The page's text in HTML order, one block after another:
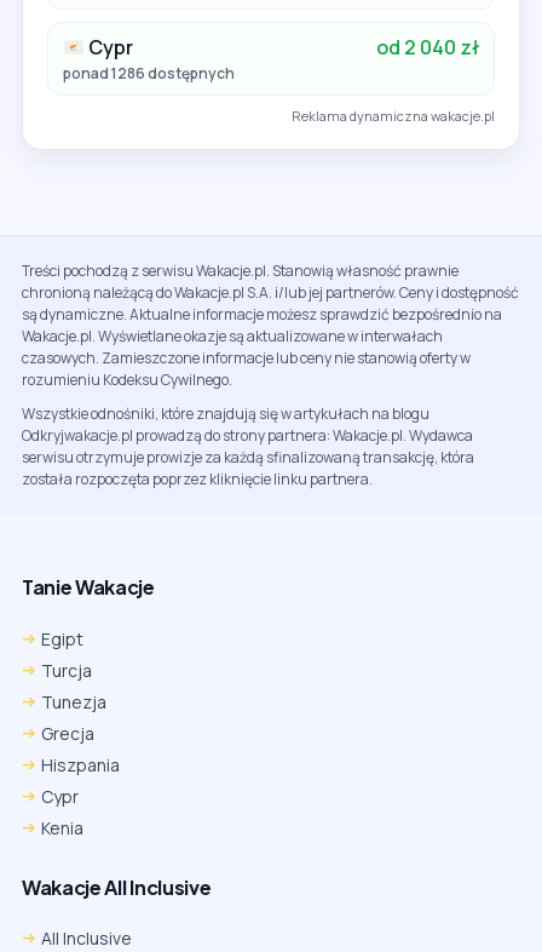
Cypr od 2 040 zł
ponad 1286 dostępnych
Reklama dynamiczna wakacje.pl
Treści pochodzą z serwisu Wakacje.pl. Stanowią własność prawnie
chronioną należącą do Wakacje.pl S.A. i/lub jej partnerów. Ceny i dostępność
są dynamiczne. Aktualne informacje możesz sprawdzić bezpośrednio na
Wakacje.pl. Wyświetlane okazje są aktualizowane w interwałach
czasowych. Zamieszczone informacje lub ceny nie stanowią oferty w
rozumieniu Kodeksu Cywilnego.
Wszystkie odnośniki, które znajdują się w artykułach na blogu
Odkryjwakacje.pl prowadzą do strony partnera: Wakacje.pl. Wydawca
serwisu otrzymuje prowizje za każdą sfinalizowaną transakcję, która
została rozpoczęta poprzez kliknięcie linku partnera.
Tanie Wakacje
Egipt
Turcja
Tunezja
Grecja
Hiszpania
Cypr
Kenia
Wakacje All Inclusive
All Inclusive